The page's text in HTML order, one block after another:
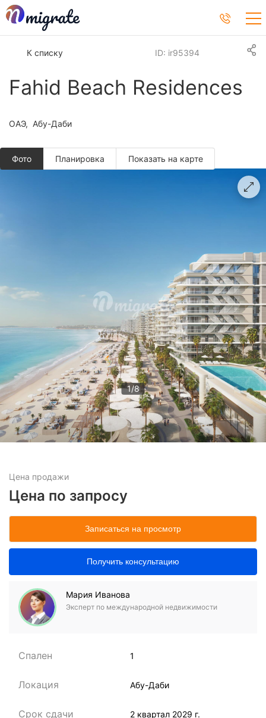
К списку
Fahid Beach Residences
ID: ir95394
ОАЭ Абу-Даби
Фото
1/8
Планировкa Показать на карте
Цена продажи
Цена по запросу
Записаться на просмотр
Получить консультацию
Мария Иванова
Эксперт по международной недвижимости
Спален 1
Локация Абу-Даби
Срок сдачи 2 квартал 2029 г.